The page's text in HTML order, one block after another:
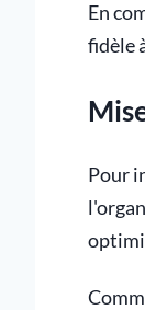
En
fidèle
Pour